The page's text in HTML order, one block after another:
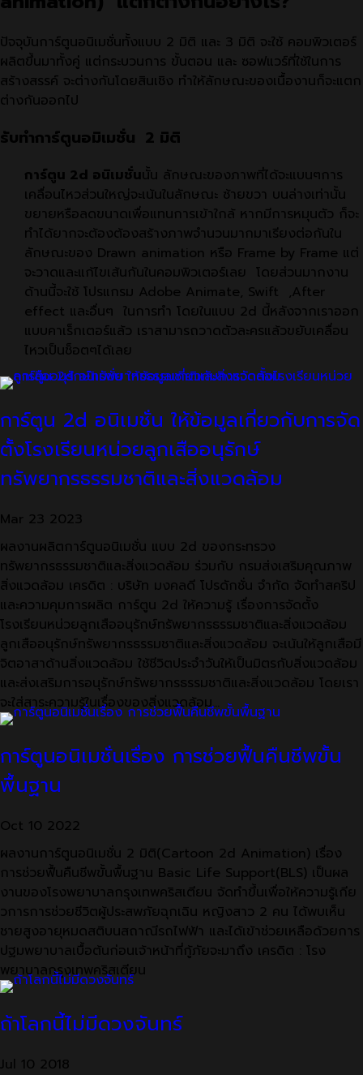
ปัจจุบันการ์ตูนอนิเมชั่นทั้งแบบ 2 มิติ และ 3 มิติ จะใช้ คอมพิวเตอร์
ผลิตขึ้นมาทั้งคู่ แต่กระบวนการ ขั้นตอน และ ซอฟแวร์ที่ใช้ในการ
สร้างสรรค์ จะต่างกันโดยสินเชิง ทำให้ลักษณะของเนื้องานก็จะแตก
ต่างกันออกไป
รับทำการ์ตูนอมิเมชั่น 2 มิติ
การ์ตูน 2d อนิเมชั่นนั้น ลักษณะของภาพที่ได้จะแบนๆการ
เคลื่อนไหวส่วนใหญ่จะเน้นในลักษณะ ซ้ายขวา บนล่างเท่านั้น
ขยายหรือลดขนาดเพื่อแทนการเข้าใกล้ หากมีการหมุนตัว ก็จะ
ทำได้ยากจะต้องต้องสร้างภาพจำนวนมากมาเรียงต่อกันใน
ลักษณะของ Drawn animation หรือ Frame by Frame แต่
จะวาดและแก้ไขเส้นกันในคอมพิวเตอร์เลย โดยส่วนมากงาน
ด้านนี้จะใช้ โปรแกรม Adobe Animate, Swift ,After
effect และอื่นๆ ในการทำ โดยในแบบ 2d นี้หลังจากเราออก
แบบคาเร็กเตอร์แล้ว เราสามารถวาดตัวละครแล้วขยับเคลื่อน
ไหวเป็นช็อตๆได้เลย
การ์ตูน 2d อนิเมชั่น ให้ข้อมูลเกี่ยวกับการจัด
ตั้งโรงเรียนหน่วยลูกเสืออนุรักษ์
ทรัพยากรธรรมชาติและสิ่งแวดล้อม
Mar 23 2023
ผลงานผลิตการ์ตูนอนิเมชั่น แบบ 2d ของกระทรวง
ทรัพยากรธรรมชาติและสิ่งแวดล้อม ร่วมกับ กรมส่งเสริมคุณภาพ
สิ่งแวดล้อม เครดิต : บริษัท มงคลดี โปรดักชั่น จำกัด จัดทำสคริป
และความคุมการผลิต การ์ตูน 2d ให้ความรู้ เรื่องการจัดตั้ง
โรงเรียนหน่วยลูกเสืออนุรักษ์ทรัพยากรธรรมชาติและสิ่งแวดล้อม
ลูกเสืออนุรักษ์ทรัพยากรธรรมชาติและสิ่งแวดล้อม จะเน้นให้ลูกเสือมี
จิตอาสาด้านสิ่งแวดล้อม ใช้ชีวิตประจำวันให้เป็นมิตรกับสิ่งแวดล้อม
และส่งเสริมการอนุรักษ์ทรัพยากรธรรมชาติและสิ่งแวดล้อม โดยเรา
จะใส่สาระความรู้ในเรื่องของสิ่งแวดล้อม…
การ์ตูนอนิเมชั่นเรื่อง การช่วยฟื้นคืนชีพขั้น
พื้นฐาน
Oct 10 2022
ผลงานการ์ตูนอนิเมชั่น 2 มิติ(Cartoon 2d Animation) เรื่อง
การช่วยฟื้นคืนชีพขั้นพื้นฐาน Basic Life Support(BLS) เป็นผล
งานของโรงพยาบาลกรุงเทพคริสเตียน จัดทำขึ้นเพื่อให้ความรู้เกีย
วการการช่วยชีวิตผู้ประสพภัยฉุกเฉิน หญิงสาว 2 คน ได้พบเห็น
ชายสูงอายุหมดสติบนสถาณีรถไฟฟ้า และได้เข้าช่วยเหลือด้วยการ
ปฐมพยาบาลเบื้อต้นก่อนเจ้าหน้าที่กู้ภัยจะมาถึง เครดิต : โรง
พยาบาลกรุงเทพคริสเตียน
ถ้าโลกนี้ไม่มีดวงจันทร์
Jul 10 2018